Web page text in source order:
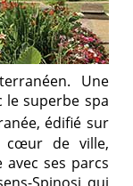
Une
le superbe spa
édifié sur
cœur de ville,
avec ses parcs
Spinosi qui